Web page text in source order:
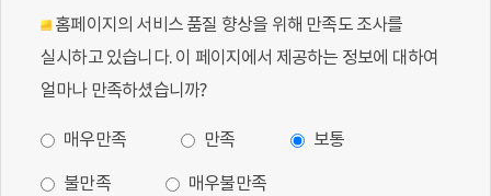
홈페이지의 서비스 품질 향상을 위해 만족도 조사를
실시하고 있습니다. 이 페이지에서 제공하는 정보에 대하여
얼마나 만족하셨습니까?
매우만족 만족 보통
불만족 매우불만족